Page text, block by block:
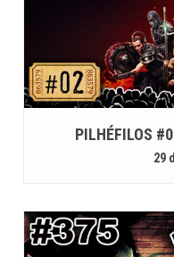
PILHÉFILOS
29